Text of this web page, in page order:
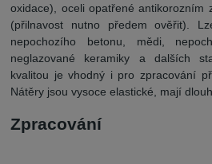
oxidace), oceli opatřené antikorozním
(přilnavost nutno předem ověřit).
nepochozího betonu, mědi,
neglazované keramiky a dalších
kvalitou je vhodný i pro zpracování
Nátěry jsou vysoce elastické, mají
Zpracování